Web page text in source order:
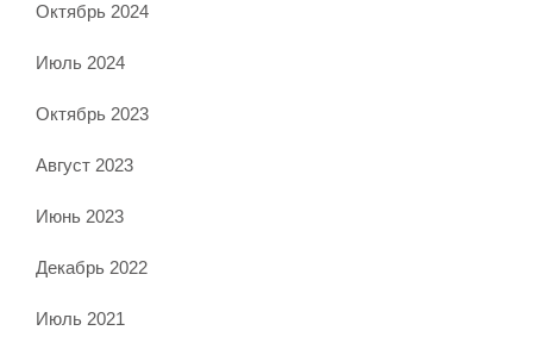
Октябрь 2024
Июль 2024
Октябрь 2023
Август 2023
Июнь 2023
Декабрь 2022
Июль 2021